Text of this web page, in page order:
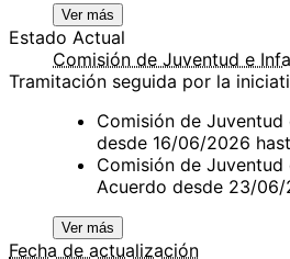
Ver más
Estado Actual
Comisión de Juventud e
Tramitación seguida por la
Comisión de
desde 16/06/2026
Comisión de Juventud
Acuerdo desde 23/
Ver más
Fecha de actualización